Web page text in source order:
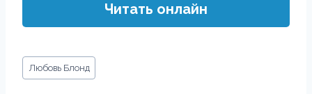
Читать онлайн
Метки
записи:
Любовь Блонд